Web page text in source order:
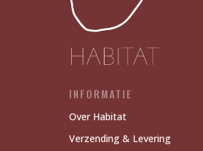
INFORMATIE
Over Habitat
Verzending & Levering